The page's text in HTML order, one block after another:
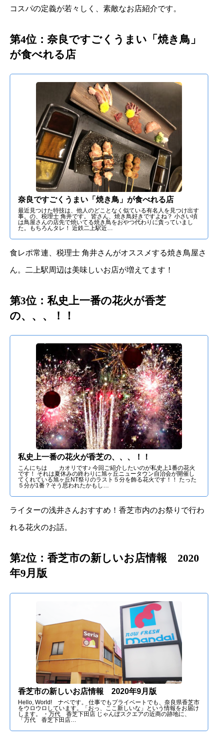
コスパの定義が若々しく、素敵なお店紹介です。
第4位：奈良ですごくうまい「焼き鳥」
が食べれる店
奈良ですごくうまい「焼き鳥」が食べれる店
最近見つけた特技は、他人のどことなく似ている有名人を見つけ出す
事。の、税理士 角井です。 皆さん、焼き鳥好きですよね？ 小さい頃
は鳥屋さんの店先で焼いてる焼き鳥をおやつ代わりに貪っていまし
た。もちろんタレ！ 近鉄二上駅近…
食レポ常連、税理士 角井さんがオススメする焼き鳥屋さ
ん。二上駅周辺は美味しいお店が増えてます！
第3位：私史上一番の花火が香芝
の、、、！！
私史上一番の花火が香芝の、、、！！
こんにちは カオリです♪ 今回ご紹介したいのが私史上1番の花火
です！ それは夏休みの終わりに旭ヶ丘ニュータウン自治会が開催し
てくれている旭ヶ丘NT祭りのラスト５分を飾る花火です！！ たった
５分が1番？そう思われたかもし…
ライターの浅井さんおすすめ！香芝市内のお祭りで行わ
れる花火のお話。
第2位：香芝市の新しいお店情報 2020
年9月版
香芝市の新しいお店情報 2020年9月版
Hello, World! ナベです。 仕事でもプライベートでも、奈良県香芝市
をウロウロしています。「おっ、ここ新しいな」という情報をお届け
します。 ・万代 香芝下田店 じゃんぼスクエアの近商の跡地に、
「万代 香芝下田店…